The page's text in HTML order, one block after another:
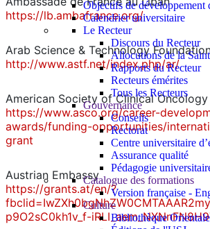
Objectifs de développement
Calendrier universitaire
Le Recteur
Discours du Recteur
Allocutions de la
Rapports du Recteur
Recteurs émérites
Tous les Recteurs
Gouvernance
Conseils
Rectorat
Centre universitaire
Assurance qualité
Pédagogie
Catalogue des formations
Version française -
Culture
Bibliothèque Orientale
https://lb.ambafrance.org/
Arab Science & Technology
http://www.astf.net/index.php/ar/
American Society of Clinical Oncology
https://www.asco.org/career-
awards/funding-opportunities/
grant
Austrian Embassy
https://grants.at/en/?
p9O2sC0kh1v_f-